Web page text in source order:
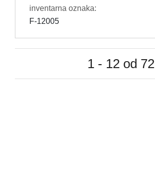
inventarna oznaka:
F-12005
1 - 12 od 72